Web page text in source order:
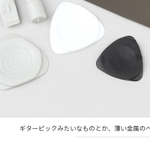
ギターピックみたいなものとか、薄い金属の